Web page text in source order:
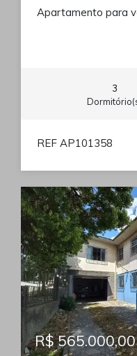
Apartamento para
3
REF AP101358
R$ 565.000,00